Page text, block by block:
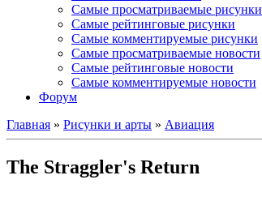
Самые просматриваемые рисунки
Самые рейтинговые рисунки
Самые комментируемые рисунки
Самые просматриваемые новости
Самые рейтинговые новости
Самые комментируемые новости
Форум
Главная » Рисунки и арты » Авиация
The Straggler's Return